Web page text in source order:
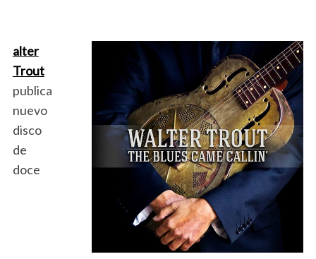
alter
Trout
publica
nuevo
disco
de
doce